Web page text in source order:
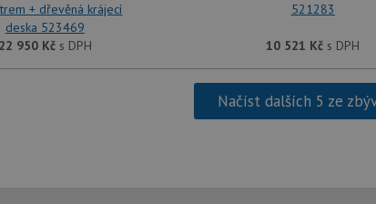
+ dřevěná krájecí
deska 523469
22 950 Kčs DPH
521283
10 521 Kč s DPH
Načíst dalších 5 ze
cookie umožňují základní funkce webových stránek, jako je přihlášení
nutných souborů cookie správně používat.